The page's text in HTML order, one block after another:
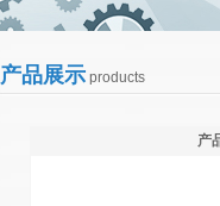
产品展示products
产